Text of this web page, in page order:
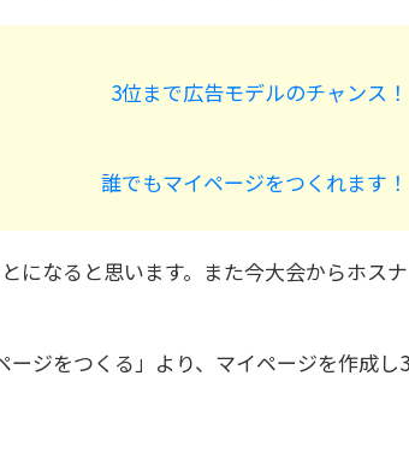
3位まで広告モデルのチャンス！
誰でもマイページをつくれます！
になると思います。また今大会からホスナ
ジをつくる」より、マイページを作成し